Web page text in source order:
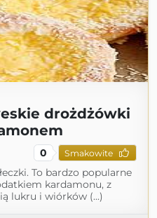
drożdżówki
0 Smakowite
To bardzo popularne
kardamonu, z
lukru i wiórków (...)